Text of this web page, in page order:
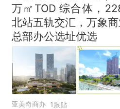
万㎡TOD 综合体，
北站五轨交汇，万象
总部办公选址优选
亚美奇商办 1跟贴